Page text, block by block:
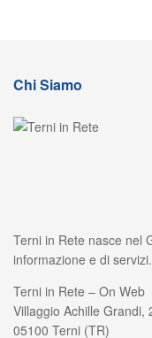
Chi Siamo
Terni in Rete nasce nel
informazione e di servizi.
Terni in Rete – On Web
Villaggio Achille Grandi,
05100 Terni (TR)